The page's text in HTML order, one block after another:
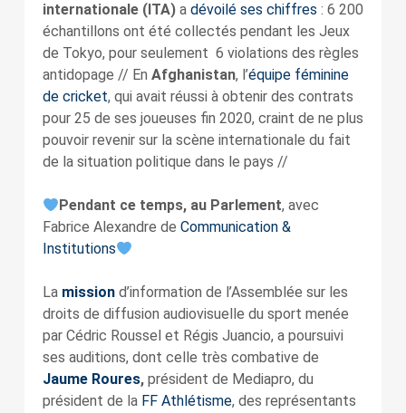
internationale (ITA)a dévoilé ses chiffres : 6 200
échantillons ont été collectés pendant les Jeux
de Tokyo, pour seulement 6 violations des règles
antidopage // En Afghanistan, l’équipe féminine
de cricket, qui avait réussi à obtenir des contrats
pour 25 de ses joueuses fin 2020, craint de ne plus
pouvoir revenir sur la scène internationale du fait
de la situation politique dans le pays //
Pendant ce temps, au Parlement, avec
Fabrice Alexandre de Communication &
Institutions
La missiond’information de l’Assemblée sur les
droits de diffusion audiovisuelle du sport menée
par Cédric Roussel et Régis Juancio, a poursuivi
ses auditions, dont celle très combative de
Jaume Roures,président de Mediapro, du
président de la FF Athlétisme, des représentants